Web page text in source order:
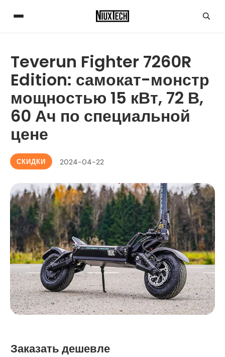
Teverun Fighter 7260R
Edition: самокат-монстр
мощностью 15 кВт, 72 В,
60 Ач по специальной
цене
СКИДКИ 2024-04-22
Заказать дешевле